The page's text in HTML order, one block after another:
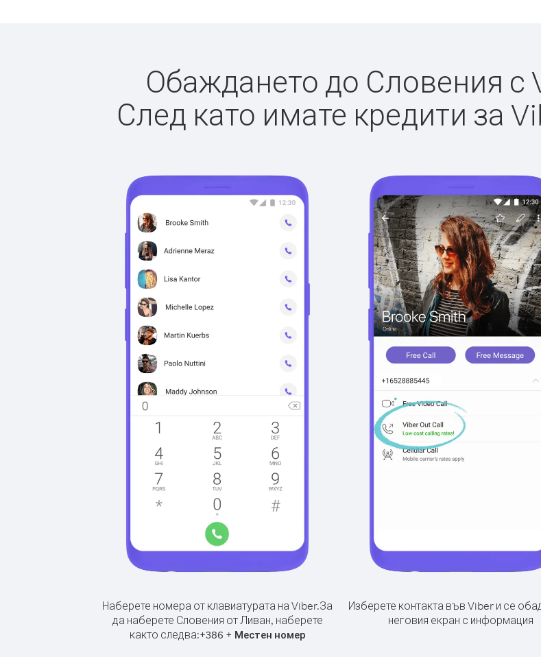
Обаждането до Словения с
След като имате кредити за
Наберете номера от клавиатурата на Viber.За
да наберете Словения от Ливан, наберете
както следва:+386 + Местен номер
Изберете контакта във Viber и се
неговия екран с информация